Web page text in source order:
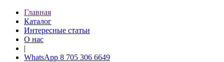
Главная
Каталог
Интересные статьи
О нас
|
WhatsApp 8 705 306 6649